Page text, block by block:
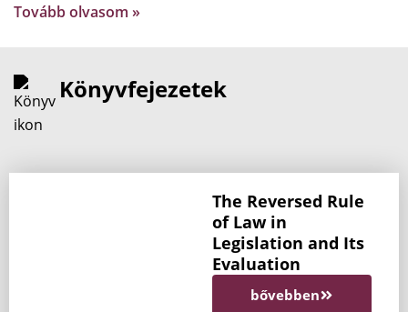
Tovább olvasom »
Könyvfejezetek
The Reversed Rule
of Law in
Legislation and Its
Evaluation
bővebben